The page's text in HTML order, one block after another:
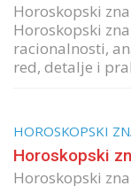
Horoskopski
Horoskopski
racionalnosti,
red, detalje i
HOROSKOPSKI
Horoskopski
Horoskopski